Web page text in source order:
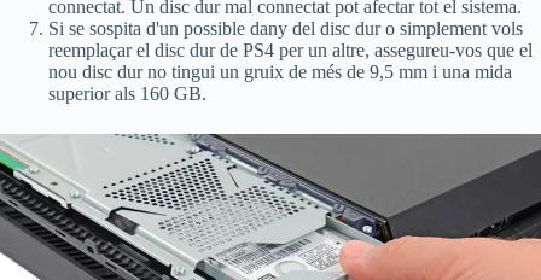
connectat. Un disc dur mal connectat pot afectar tot el sistema.
Si se sospita d'un possible dany del disc dur o simplement vols
reemplaçar el disc dur de PS4 per un altre, assegureu-vos que el
nou disc dur no tingui un gruix de més de 9,5 mm i una mida
superior als 160 GB.